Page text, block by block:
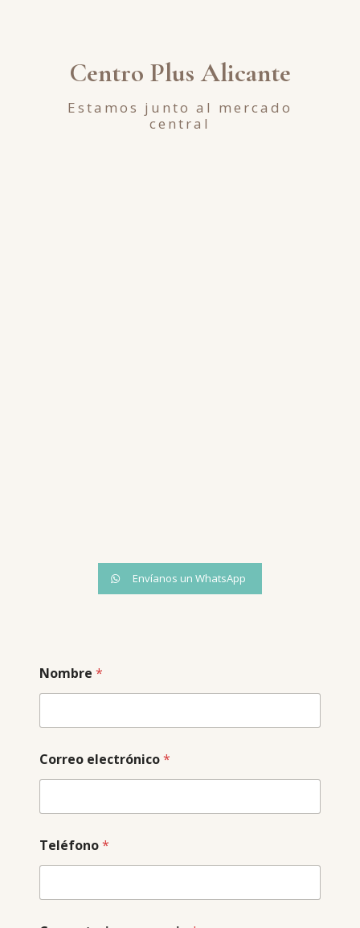
Centro Plus Alicante
Estamos junto al mercado
central
Envíanos un WhatsApp
Nombre *
Correo electrónico*
Teléfono*